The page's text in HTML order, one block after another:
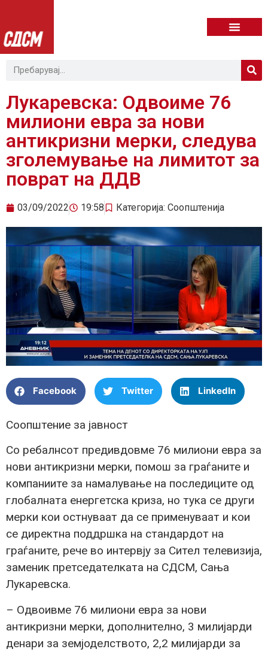
Лукаревска: Одвоиме 76
милиони евра за нови
антикризни мерки, следува
зголемување на лимитот за
поврат на ДДВ
03/09/2022 19:58 Категорија: Соопштенија
Facebook Twitter LinkedIn
Соопштение за јавност
Со ребалнсот предивдовме 76 милиони евра за
нови антикризни мерки, помош за граѓаните и
компаниите за намалување на последиците од
глобалната енергетска криза, но тука се други
мерки кои остнуваат да се применуваат и кои
се директна поддршка на стандардот на
граѓаните, рече во интервју за Сител телевизија,
заменик претседателката на СДСМ, Сања
Лукаревска.
– Одвоивме 76 милиони евра за нови
антикризни мерки, дополнително, 3 милијарди
денари за земјоделството, 2,2 милијарди за